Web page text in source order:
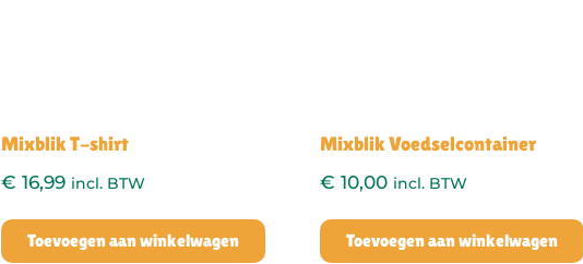
Mixblik T-shirt
€ 16,99 incl. BTW
Toevoegen aan winkelwagen
Mixblik Voedselcontainer
€ 10,00 incl. BTW
Toevoegen aan winkelwagen